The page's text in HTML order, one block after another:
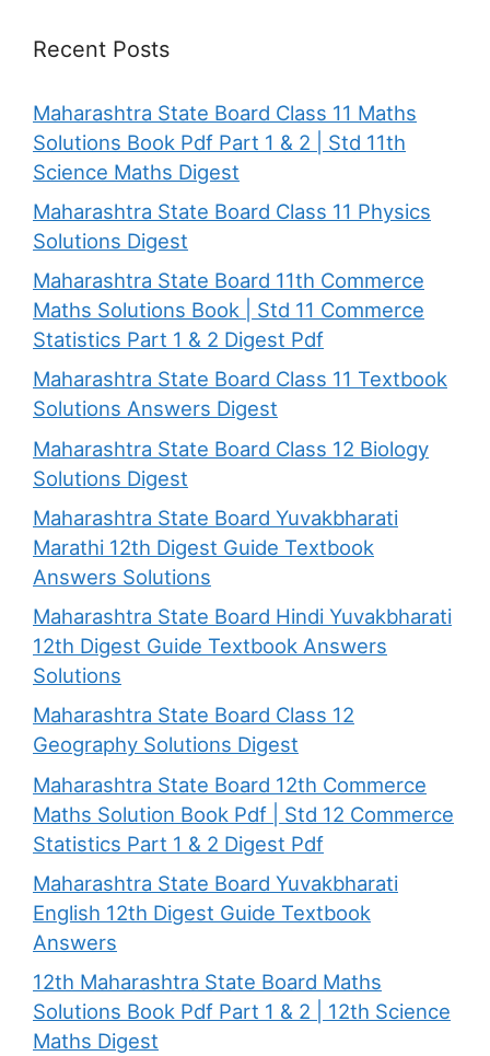
Recent Posts
Maharashtra State Board Class 11 Maths
Solutions Book Pdf Part 1 & 2 | Std 11th
Science Maths Digest
Maharashtra State Board Class 11 Physics
Solutions Digest
Maharashtra State Board 11th Commerce
Maths Solutions Book | Std 11 Commerce
Statistics Part 1 & 2 Digest Pdf
Maharashtra State Board Class 11 Textbook
Solutions Answers Digest
Maharashtra State Board Class 12 Biology
Solutions Digest
Maharashtra State Board Yuvakbharati
Marathi 12th Digest Guide Textbook
Answers Solutions
Maharashtra State Board Hindi Yuvakbharati
12th Digest Guide Textbook Answers
Solutions
Maharashtra State Board Class 12
Geography Solutions Digest
Maharashtra State Board 12th Commerce
Maths Solution Book Pdf | Std 12 Commerce
Statistics Part 1 & 2 Digest Pdf
Maharashtra State Board Yuvakbharati
English 12th Digest Guide Textbook
Answers
12th Maharashtra State Board Maths
Solutions Book Pdf Part 1 & 2 | 12th Science
Maths Digest